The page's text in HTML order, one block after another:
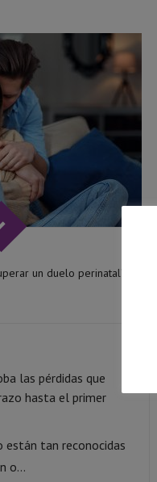
un duelo perinatal?
las pérdidas que
hasta el primer
están tan reconocidas
o...